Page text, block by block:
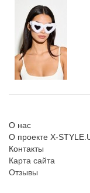
О нас
О проекте X-
Контакты
Карта сайта
Отзывы